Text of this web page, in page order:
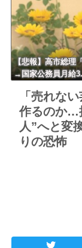
【悲報】高市総理
→国家公務員月給
「売れな
作るのか…
人”へと変
りの恐怖